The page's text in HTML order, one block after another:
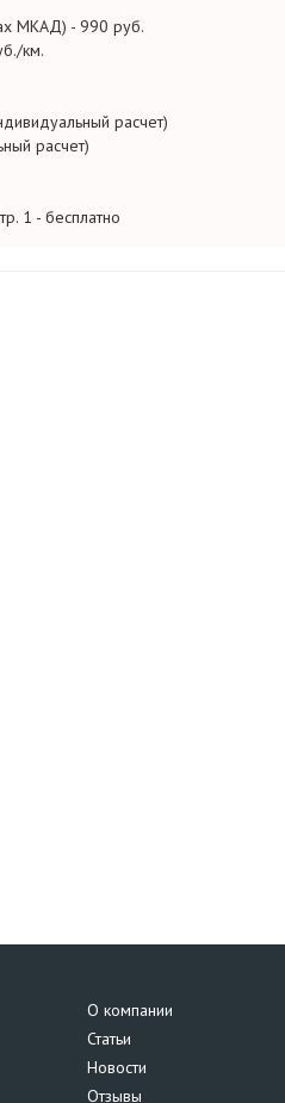
МКАД) - 990 руб.
км.
расчет)
расчет)
1 - бесплатно
О компании
Статьи
Новости
Отзывы